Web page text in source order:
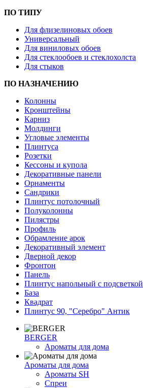
ПО ТИПУ
Для флизелиновых обоев
Универсальный
Для виниловых обоев
Для стеклообоев и стеклохолста
Для стыков
ПО НАЗНАЧЕНИЮ
Колонны
Кронштейны
Карниз
Молдинги
Угловые элементы
Плинтуса
Розетки
Кессоны и купола
Декоративные панели
Орнаменты
Сандрики
Плинтус потолочный
Полуколонны
Пилястры
Профиль
Обрамление арок
Декоративный элемент
Дверной декор
Фронтон
Панель
Плинтус напольный с подсветкой
База
Квадрат
Плинтус 90, "Серебро" Антик
BERGER
Ароматы для дома
Ароматы для дома
Ароматы SH
Спреи